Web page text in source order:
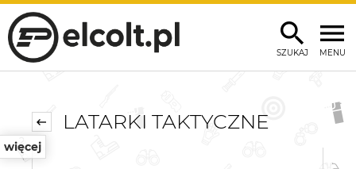
MENU
SZUKAJ
więcej
LATARKI TAKTYCZNE